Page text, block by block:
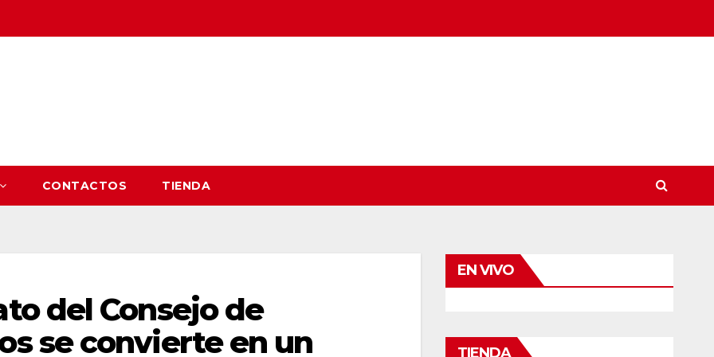
CONTACTOS TIENDA
del Consejo de
se convierte en un
EN VIVO
TIENDA